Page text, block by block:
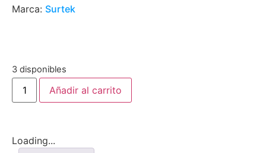
Marca: Surtek
3 disponibles
Añadir al carrito
Loading...